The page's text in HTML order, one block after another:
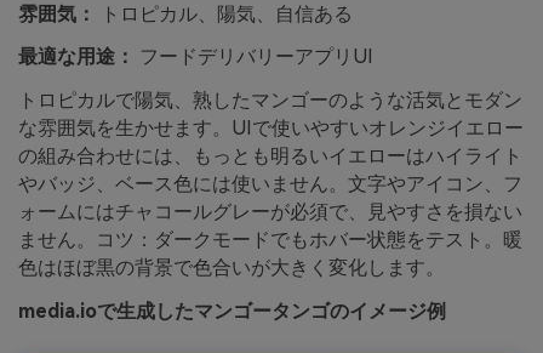
雰囲気：
トロピカル、陽気、自信ある
最適な用途：
フードデリバリーアプリUI
トロピカルで陽気、熟したマンゴーのような活気とモダン
な雰囲気を生かせます。UIで使いやすいオレンジイエロー
の組み合わせには、もっとも明るいイエローはハイライト
やバッジ、ベース色には使いません。文字やアイコン、フ
ォームにはチャコールグレーが必須で、見やすさを損ない
ません。コツ：ダークモードでもホバー状態をテスト。暖
色はほぼ黒の背景で色合いが大きく変化します。
media.ioで生成したマンゴータンゴのイメージ例